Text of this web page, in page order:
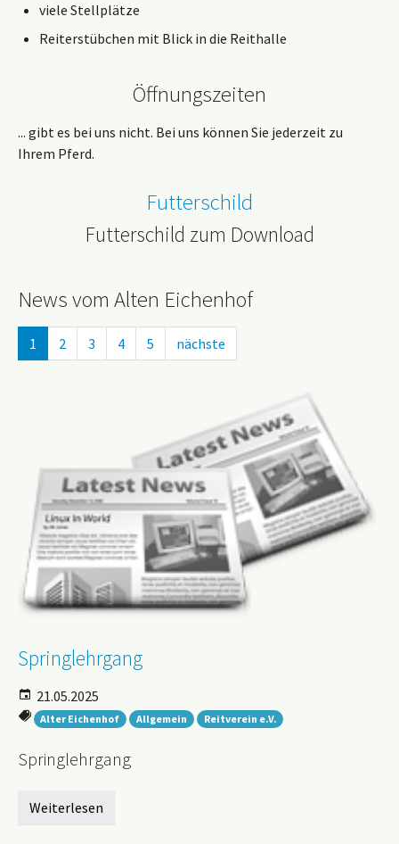
viele Stellplätze
Reiterstübchen mit Blick in die Reithalle
Öffnungszeiten
... gibt es bei uns nicht. Bei uns können Sie jederzeit zu
Ihrem Pferd.
Futterschild
Futterschild zum Download
News vom Alten Eichenhof
1 2 3 4 5 nächste
Springlehrgang
21.05.2025
Alter Eichenhof Allgemein Reitverein e.V.
Springlehrgang
Weiterlesen